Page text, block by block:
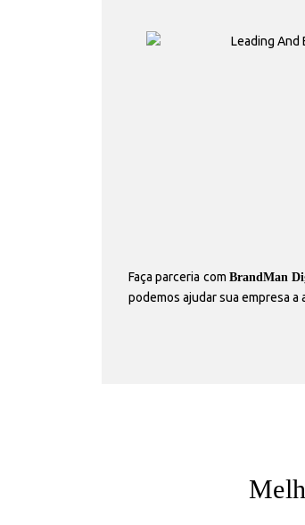
Faça parceria com BrandMan
podemos ajudar sua empresa